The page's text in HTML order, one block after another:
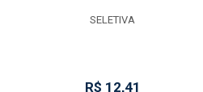
SELETIVA
R$ 12,41